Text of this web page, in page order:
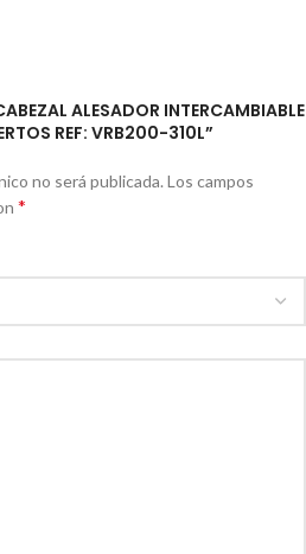
ALESADOR INTERCAMBIABLE
REF: VRB200-310L”
no será publicada. Los campos
*